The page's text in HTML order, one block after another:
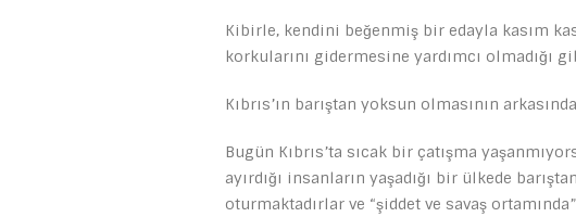
Kibirle, kendini beğenmiş bir edayla kasım
korkularını gidermesine yardımcı olmadığı
Kıbrıs’ın barıştan yoksun olmasının
Bugün Kıbrıs’ta sıcak bir çatışma
ayırdığı insanların yaşadığı bir ülkede
oturmaktadırlar ve “şiddet ve savaş